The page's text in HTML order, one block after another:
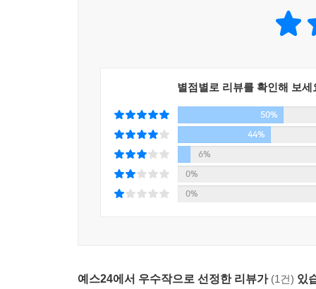
만드는 필력이 예사롭지 않”으며, “화자의 시선
정체성을 찾아가는 이야기다. “전통과 역사를
‘청순문학’이라는 표현이 더 어울릴 만큼 청순
장벽”에 부딪혀 야설 작가로 전락하고 만다. ‘한
갖지 않는 권투를 소재로 삼은 이 소설에서 전직
그리지 않으며, 그에게 남아 있는 진정성을 감동
『능력자』는 초능력자가 아니면 살아남을 수
별점별로 리뷰를 확인해 보세
50%
44%
6%
0%
0%
예스24에서 우수작으로 선정한 리뷰가 (1건) 있